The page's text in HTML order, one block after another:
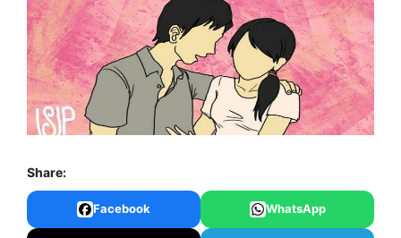
Share:
Facebook WhatsApp